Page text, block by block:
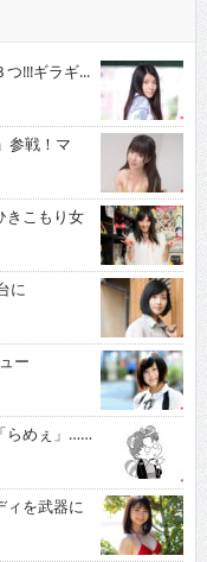
!!!ギラギ...
参戦！マ
こもり女
に
ー
らめぇ」……
を武器に